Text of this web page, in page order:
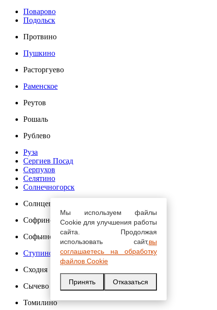
Поварово
Подольск
Протвино
Пушкино
Расторгуево
Раменское
Реутов
Рошаль
Рублево
Руза
Сергиев Посад
Серпухов
Селятино
Солнечногорск
Солнцево
Софрино
Софьино
Ступино
Сходня
Сычево
Томилино
Мы используем файлы
Cookie для улучшения работы
сайта. Продолжая
использовать сайт,вы
соглашаетесь на обработку
файлов Cookie
Принять Отказаться